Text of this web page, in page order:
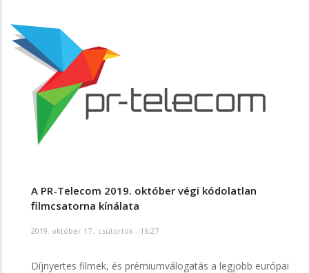
A PR-Telecom 2019. október végi kódolatlan
filmcsatorna kínálata
2019. október 17., csütörtök - 16:27
Díjnyertes filmek, és prémiumválogatás a legjobb európai